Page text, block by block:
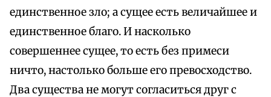
единственное зло; а сущее есть величайшее и
единственное благо. И насколько
совершеннее сущее, то есть без примеси
ничто, настолько больше его превосходство.
Два существа не могут согласиться друг с